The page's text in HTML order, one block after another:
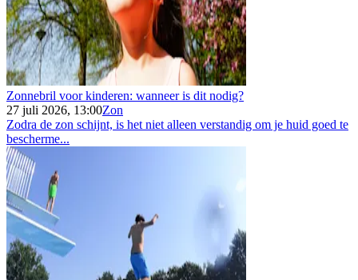
Zonnebril voor kinderen: wanneer is dit nodig?
27 juli 2026, 13:00Zon
Zodra de zon schijnt, is het niet alleen verstandig om je huid goed te
bescherme...